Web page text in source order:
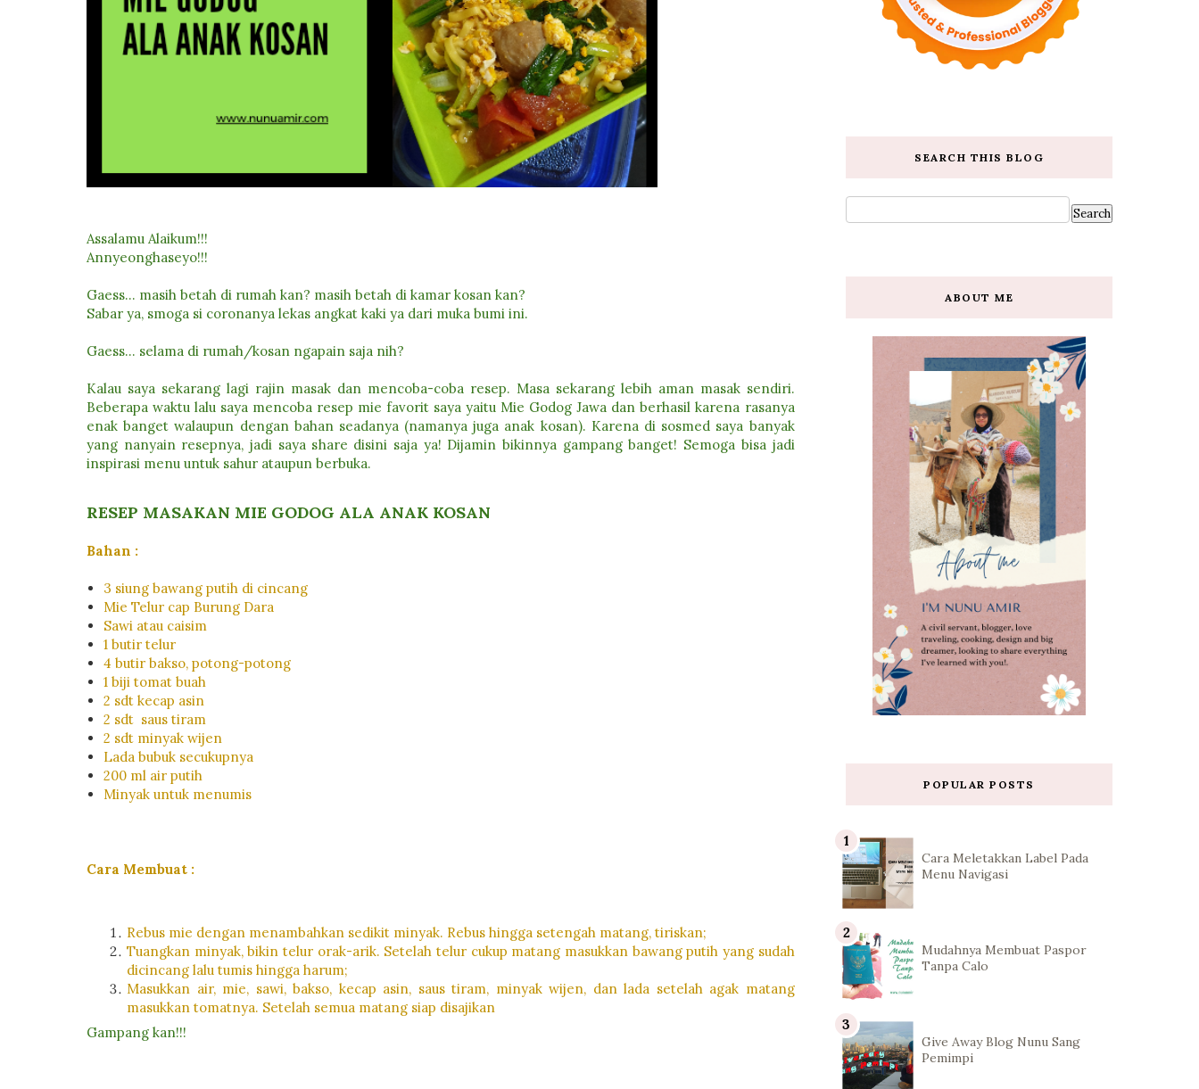
Assalamu Alaikum!!!
Annyeonghaseyo!!!
Gaess... masih betah di rumah kan? masih betah di kamar kosan kan?
Sabar ya, smoga si coronanya lekas angkat kaki ya dari muka bumi ini.
Gaess... selama di rumah/kosan ngapain saja nih?
Kalau saya sekarang lagi rajin masak dan mencoba-coba resep. Masa sekarang lebih aman masak sendiri.
Beberapa waktu lalu saya mencoba resep mie favorit saya yaitu Mie Godog Jawa dan berhasil karena rasanya
enak banget walaupun dengan bahan seadanya (namanya juga anak kosan). Karena di sosmed saya banyak
yang nanyain resepnya, jadi saya share disini saja ya! Dijamin bikinnya gampang banget! Semoga bisa jadi
inspirasi menu untuk sahur ataupun berbuka.
RESEP MASAKAN MIE GODOG ALA ANAK KOSAN
Bahan :
3 siung bawang putih di cincang
Mie Telur cap Burung Dara
Sawi atau caisim
1 butir telur
4 butir bakso, potong-potong
1 biji tomat buah
2 sdt kecap asin
2 sdt saus tiram
2 sdt minyak wijen
Lada bubuk secukupnya
200 ml air putih
Minyak untuk menumis
Cara Membuat :
Rebus mie dengan menambahkan sedikit minyak. Rebus hingga setengah matang, tiriskan;
Tuangkan minyak, bikin telur orak-arik. Setelah telur cukup matang masukkan bawang putih yang sudah
dicincang lalu tumis hingga harum;
Masukkan air, mie, sawi, bakso, kecap asin, saus tiram, minyak wijen, dan lada setelah agak matang
masukkan tomatnya. Setelah semua matang siap disajikan
Gampang kan!!!
SEARCH THIS BLOG
ABOUT ME
POPULAR POSTS
Cara Meletakkan Label Pada
Menu Navigasi
Mudahnya Membuat Paspor
Tanpa Calo
Give Away Blog Nunu Sang
Pemimpi